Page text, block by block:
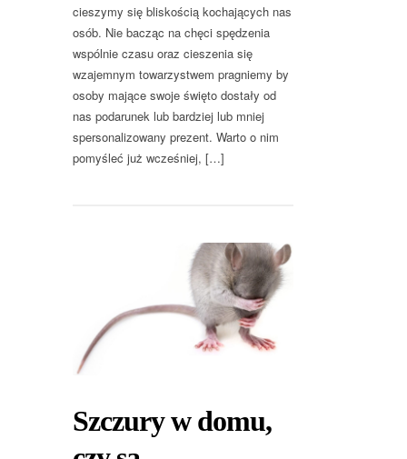
cieszymy się bliskością kochających nas
osób. Nie bacząc na chęci spędzenia
wspólnie czasu oraz cieszenia się
wzajemnym towarzystwem pragniemy by
osoby mające swoje święto dostały od
nas podarunek lub bardziej lub mniej
spersonalizowany prezent. Warto o nim
pomyśleć już wcześniej, […]
Szczury w domu,